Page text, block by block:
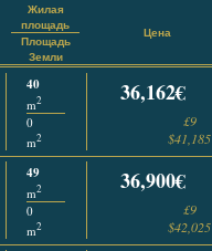
Жилая
площадь
Площадь
Земли
Цена
40
m2
0
m2
36,162€
£9
$41,185
49
m2
0
m2
36,900€
£9
$42,025